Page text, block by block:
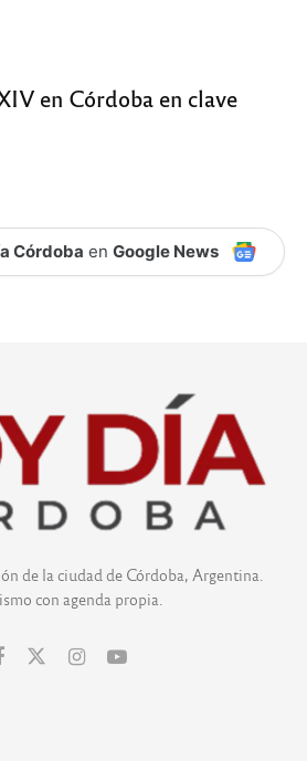
en Córdoba en clave
Córdoba en Google News
de la ciudad de Córdoba, Argentina.
con agenda propia.